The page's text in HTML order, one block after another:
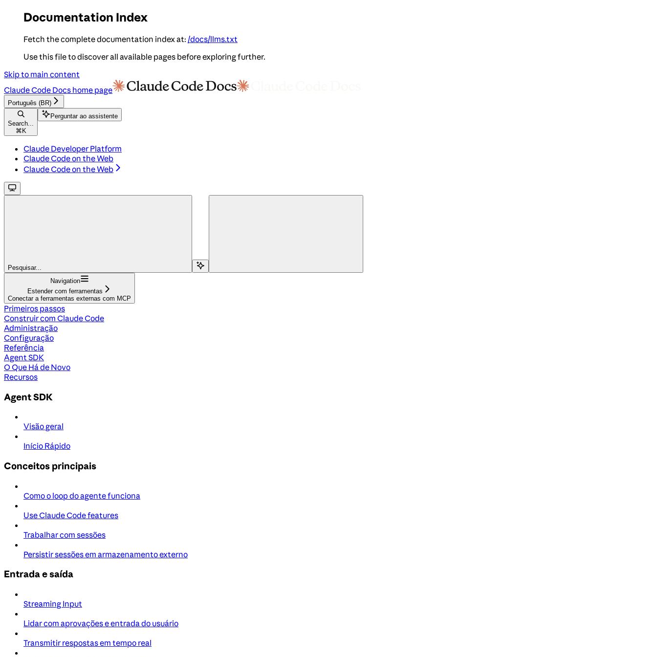
Documentation Index
Fetch the complete documentation index at: /docs/llms.txt
Use this file to discover all available pages before exploring further.
Skip to main content
Claude Code Docs home page
Português (BR)
Search...
⌘ K
Perguntar ao assistente
Claude Developer Platform
Claude Code on the Web
Claude Code on the Web
Pesquisar...
Navigation
Estender com ferramentas
Conectar a ferramentas externas com MCP
Primeiros passos
Construir com Claude Code
Administração
Configuração
Referência
Agent SDK
O Que Há de Novo
Recursos
Agent SDK
Visão geral
Início Rápido
Conceitos principais
Como o loop do agente funciona
Use Claude Code features
Trabalhar com sessões
Persistir sessões em armazenamento externo
Entrada e saída
Streaming Input
Lidar com aprovações e entrada do usuário
Transmitir respostas em tempo real